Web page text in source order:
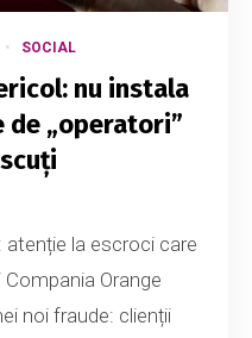
SOCIAL
nu instala
de „operatori”
atenție la escroci care
Orange
noi fraude: clienții